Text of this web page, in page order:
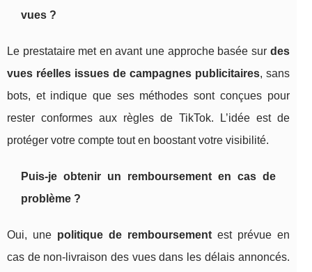
vues ?
Le prestataire met en avant une approche basée sur des
vues réelles issues de campagnes publicitaires, sans
bots, et indique que ses méthodes sont conçues pour
rester conformes aux règles de TikTok. L’idée est de
protéger votre compte tout en boostant votre visibilité.
Puis-je obtenir un remboursement en cas de
problème ?
Oui, une politique de remboursementest prévue en
cas de non-livraison des vues dans les délais annoncés.